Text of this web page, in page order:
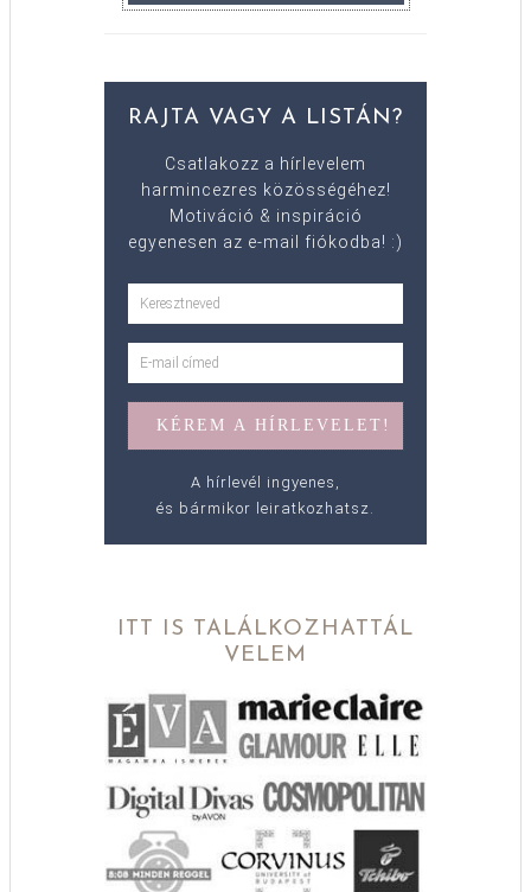
RAJTA VAGY A LISTÁN?
Csatlakozz a hírlevelem
harmincezres közösségéhez!
Motiváció & inspiráció
egyenesen az e-mail fiókodba! :)
A hírlevél ingyenes,
és bármikor leiratkozhatsz.
ITT IS TALÁLKOZHATTÁL
VELEM